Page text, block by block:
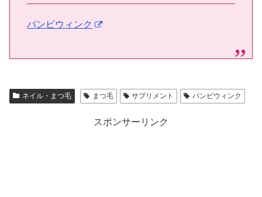
バンビウィンク
ネイル・まつ毛 まつ毛 サプリメント バンビウィンク
スポンサーリンク